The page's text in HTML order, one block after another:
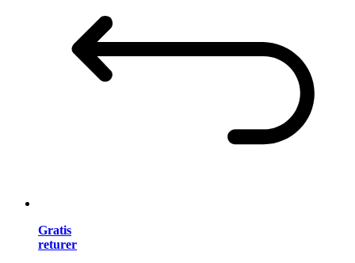
Gratis
returer